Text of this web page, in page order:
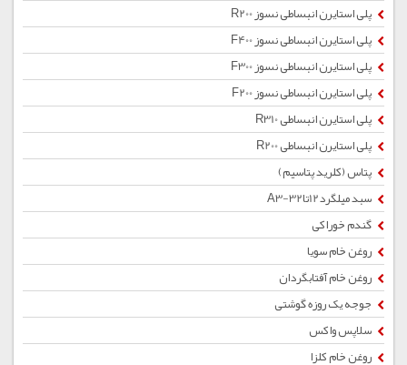
پلی استایرن انبساطی نسوز R200
پلی استایرن انبساطی نسوز F400
پلی استایرن انبساطی نسوز F300
پلی استایرن انبساطی نسوز F200
پلی استایرن انبساطی R310
پلی استایرن انبساطی R200
پتاس (کلرید پتاسیم)
سبد میلگرد12تا32-A3
گندم خوراکی
روغن خام سویا
روغن خام آفتابگردان
جوجه یک روزه گوشتی
سلاپس واکس
روغن خام کلزا